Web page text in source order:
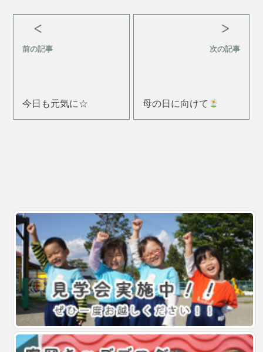
前の記事
今日も元気に☆
次の記事
母の日に向けて